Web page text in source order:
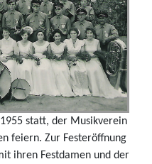
statt, der Musikverein
feiern. Zur Festeröffnung
ihren Festdamen und der